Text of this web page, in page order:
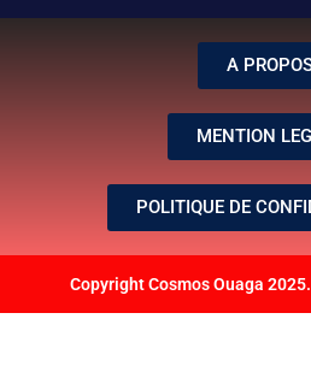
A
MENTION
POLITIQUE DE
Copyright Cosmos Ouaga